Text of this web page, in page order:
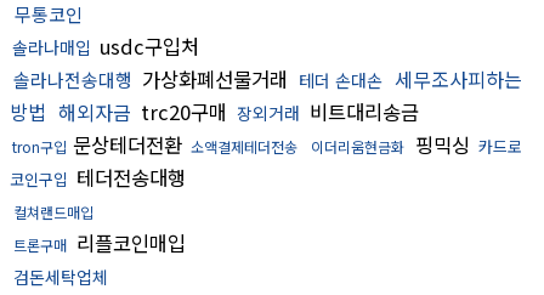
무통코인
솔라나매입 usdc구입처
솔라나전송대행 가상화폐선물거래 테더 손대손 세무조사피하는
방법 해외자금 trc20구매 장외거래 비트대리송금
tron구입 문상테더전환 소액결제테더전송 이더리움현금화 핑믹싱 카드로
코인구입 테더전송대행
컬쳐랜드매입
트론구매 리플코인매입
검돈세탁업체